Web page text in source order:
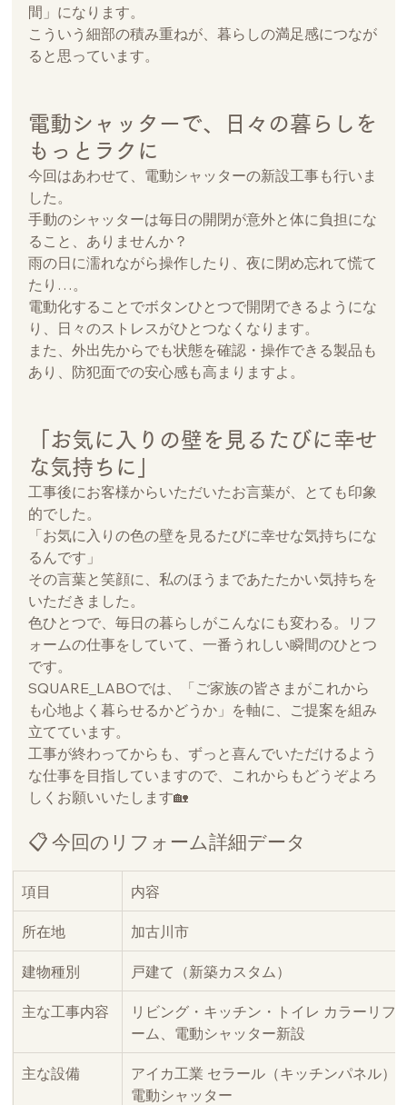
間」になります。
こういう細部の積み重ねが、暮らしの満足感につなが
ると思っています。
電動シャッターで、日々の暮らしを
もっとラクに
今回はあわせて、電動シャッターの新設工事も行いま
した。
手動のシャッターは毎日の開閉が意外と体に負担にな
ること、ありませんか？
雨の日に濡れながら操作したり、夜に閉め忘れて慌て
たり…。
電動化することでボタンひとつで開閉できるようにな
り、日々のストレスがひとつなくなります。
また、外出先からでも状態を確認・操作できる製品も
あり、防犯面での安心感も高まりますよ。
「お気に入りの壁を見るたびに幸せ
な気持ちに」
工事後にお客様からいただいたお言葉が、とても印象
的でした。
「お気に入りの色の壁を見るたびに幸せな気持ちにな
るんです」
その言葉と笑顔に、私のほうまであたたかい気持ちを
いただきました。
色ひとつで、毎日の暮らしがこんなにも変わる。リフ
ォームの仕事をしていて、一番うれしい瞬間のひとつ
です。
SQUARE_LABOでは、「ご家族の皆さまがこれから
も心地よく暮らせるかどうか」を軸に、ご提案を組み
立てています。
工事が終わってからも、ずっと喜んでいただけるよう
な仕事を目指していますので、これからもどうぞよろ
しくお願いいたします🏡
📋 今回のリフォーム詳細データ
項目 内容
所在地 加古川市
建物種別 戸建て（新築カスタム）
主な工事内容
リビング・キッチン・トイレ カラーリフ
ーム、電動シャッター新設
主な設備
アイカ工業 セラール（キッチンパネル）
電動シャッター